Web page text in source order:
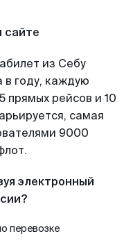
сайте
из Себу
в году, каждую
прямых рейсов и 10
самая
9000
электронный
перевозке